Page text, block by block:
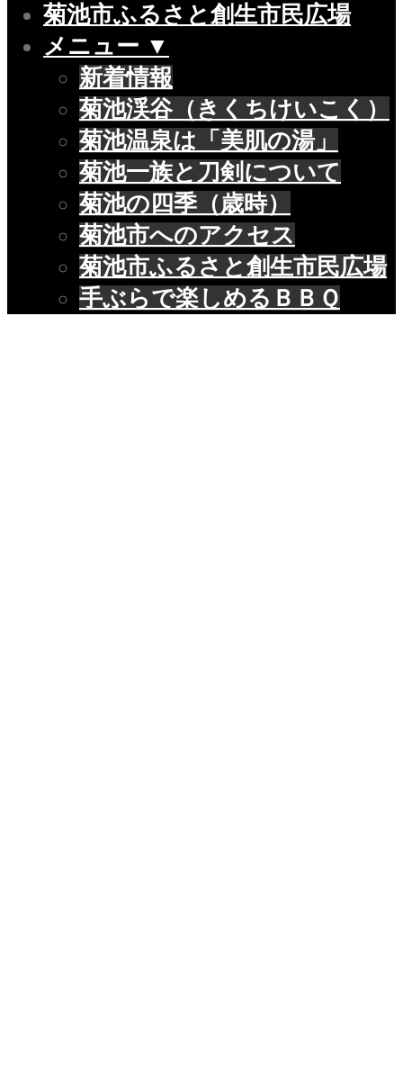
菊池市ふるさと創生市民広場
メニュー ▼
新着情報
菊池渓谷（きくちけいこく）
菊池温泉は「美肌の湯」
菊池一族と刀剣について
菊池の四季（歳時）
菊池市へのアクセス
菊池市ふるさと創生市民広場
手ぶらで楽しめるＢＢＱ